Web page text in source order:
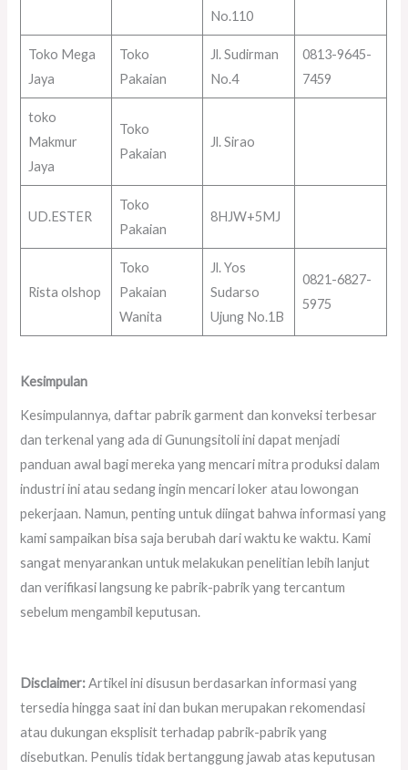
No.110
Toko Mega
Jaya
Toko
Pakaian
Jl. Sudirman
No.4
0813-9645-
7459
toko
Makmur
Jaya
Toko
Pakaian
Jl. Sirao
UD.ESTER
Toko
Pakaian
8HJW+5MJ
Rista olshop
Toko
Pakaian
Wanita
Jl. Yos
Sudarso
Ujung No.1B
0821-6827-
5975
Kesimpulan
Kesimpulannya, daftar pabrik garment dan konveksi terbesar
dan terkenal yang ada di Gunungsitoli ini dapat menjadi
panduan awal bagi mereka yang mencari mitra produksi dalam
industri ini atau sedang ingin mencari loker atau lowongan
pekerjaan. Namun, penting untuk diingat bahwa informasi yang
kami sampaikan bisa saja berubah dari waktu ke waktu. Kami
sangat menyarankan untuk melakukan penelitian lebih lanjut
dan verifikasi langsung ke pabrik-pabrik yang tercantum
sebelum mengambil keputusan.
Disclaimer:Artikel ini disusun berdasarkan informasi yang
tersedia hingga saat ini dan bukan merupakan rekomendasi
atau dukungan eksplisit terhadap pabrik-pabrik yang
disebutkan. Penulis tidak bertanggung jawab atas keputusan